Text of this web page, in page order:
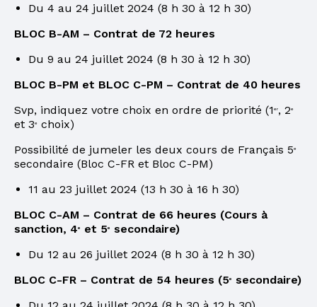
Du 4 au 24 juillet 2024 (8 h 30 à 12 h 30)
BLOC B-AM – Contrat de 72 heures
Du 9 au 24 juillet 2024 (8 h 30 à 12 h 30)
BLOC B-PM et BLOC C-PM – Contrat de 40 heures
Svp, indiquez votre choix en ordre de priorité (1 er, 2e
et 3e
choix)
Possibilité de jumeler les deux cours de Français 5e
secondaire (Bloc C-FR et Bloc C-PM)
11 au 23 juillet 2024 (13 h 30 à 16 h 30)
BLOC C-AM – Contrat de 66 heures (Cours à
sanction, 4e et 5e
secondaire)
Du 12 au 26 juillet 2024 (8 h 30 à 12 h 30)
BLOC C-FR – Contrat de 54 heures (5e
secondaire)